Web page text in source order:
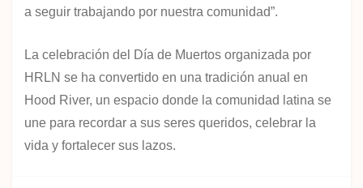
a seguir trabajando por nuestra comunidad”.
La celebración del Día de Muertos organizada por
HRLN se ha convertido en una tradición anual en
Hood River, un espacio donde la comunidad latina se
une para recordar a sus seres queridos, celebrar la
vida y fortalecer sus lazos.